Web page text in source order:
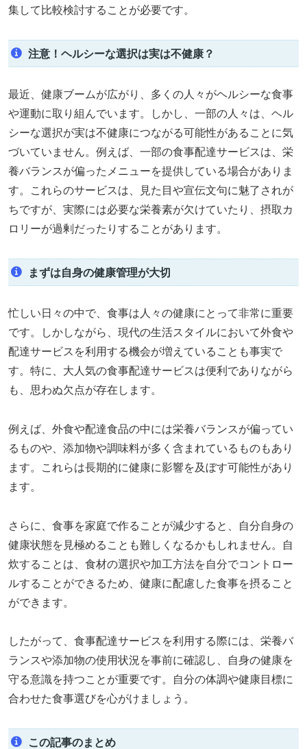
集して比較検討することが必要です。
注意！ヘルシーな選択は実は不健康？
最近、健康ブームが広がり、多くの人々がヘルシーな食事
や運動に取り組んでいます。しかし、一部の人々は、ヘル
シーな選択が実は不健康につながる可能性があることに気
づいていません。例えば、一部の食事配達サービスは、栄
養バランスが偏ったメニューを提供している場合がありま
す。これらのサービスは、見た目や宣伝文句に魅了されが
ちですが、実際には必要な栄養素が欠けていたり、摂取カ
ロリーが過剰だったりすることがあります。
まずは自身の健康管理が大切
忙しい日々の中で、食事は人々の健康にとって非常に重要
です。しかしながら、現代の生活スタイルにおいて外食や
配達サービスを利用する機会が増えていることも事実で
す。特に、大人気の食事配達サービスは便利でありながら
も、思わぬ欠点が存在します。
例えば、外食や配達食品の中には栄養バランスが偏ってい
るものや、添加物や調味料が多く含まれているものもあり
ます。これらは長期的に健康に影響を及ぼす可能性があり
ます。
さらに、食事を家庭で作ることが減少すると、自分自身の
健康状態を見極めることも難しくなるかもしれません。自
炊することは、食材の選択や加工方法を自分でコントロー
ルすることができるため、健康に配慮した食事を摂ること
ができます。
したがって、食事配達サービスを利用する際には、栄養バ
ランスや添加物の使用状況を事前に確認し、自身の健康を
守る意識を持つことが重要です。自分の体調や健康目標に
合わせた食事選びを心がけましょう。
この記事のまとめ